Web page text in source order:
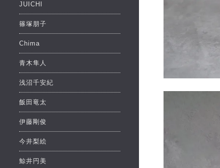
JUICHI
篠塚朋子
Chima
青木隼人
浅沼千安紀
飯田竜太
伊藤剛俊
今井梨絵
鯨井円美